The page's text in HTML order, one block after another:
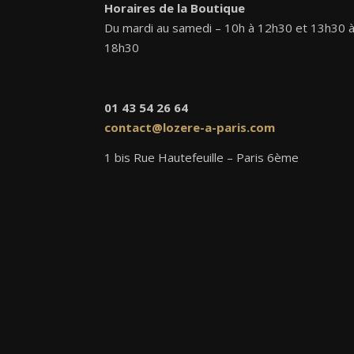
Horaires de la Boutique
Du mardi au samedi – 10h à 12h30 et 13h30 à
18h30
01 43 54 26 64
contact@lozere-a-paris.com
1 bis Rue Hautefeuille – Paris 6ème